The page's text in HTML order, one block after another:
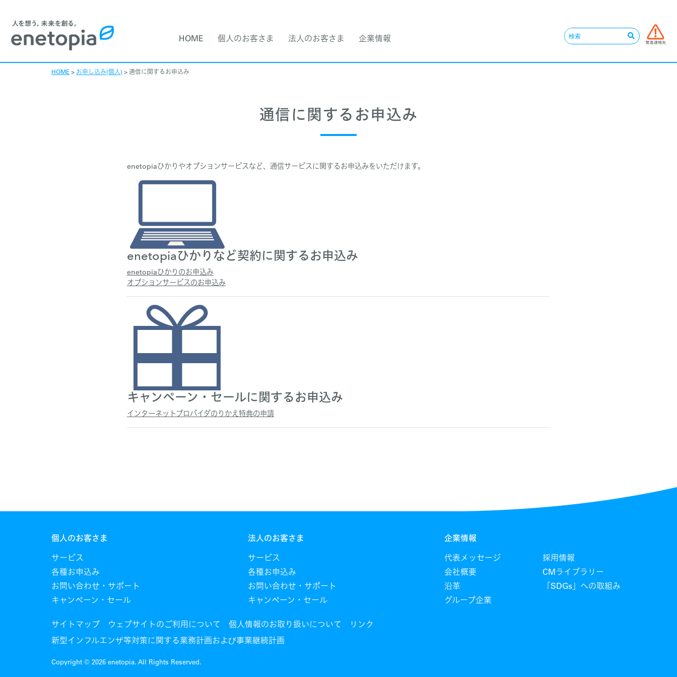
HOME 個人のお客さま 法人のお客さま 企業情報
HOME> お申し込み(個人) >通信に関するお申込み
通信に関するお申込み
enetopiaひかりやオプションサービスなど、通信サービスに関するお申込みをいただけます。
enetopiaひかりなど契約に関するお申込み
enetopiaひかりのお申込み
オプションサービスのお申込み
キャンペーン・セールに関するお申込み
インターネットプロバイダのりかえ特典の申請
個人のお客さま
サービス
各種お申込み
お問い合わせ・サポート
キャンペーン・セール
法人のお客さま
サービス
各種お申込み
お問い合わせ・サポート
キャンペーン・セール
企業情報
代表メッセージ
会社概要
沿革
グループ企業
採用情報
CMライブラリー
「SDGs」への取組み
サイトマップ ウェブサイトのご利用について 個人情報のお取り扱いについて
リンク
新型インフルエンザ等対策に関する業務計画および事業継続計画
Copyright © 2026 enetopia. All Rights Reserved.